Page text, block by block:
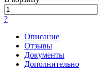
?
Описание
Отзывы
Документы
Дополнительно